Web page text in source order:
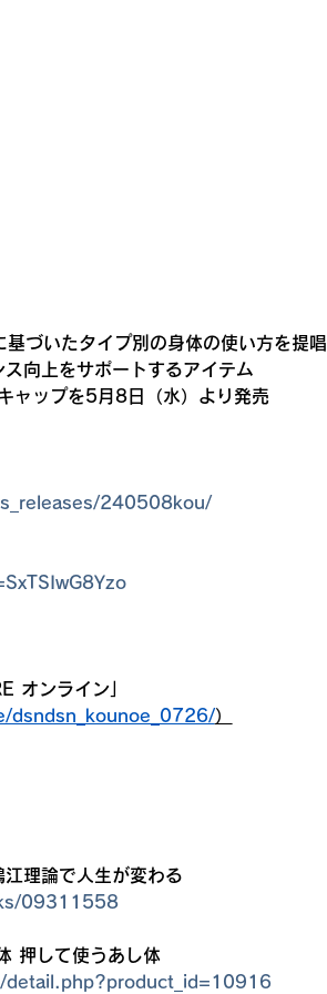
づいたタイプ別の身体の使い方を提唱
向上をサポートするアイテム
ャップを5月8日（水）より発売
240508kou/
オンライン」
）
理論で人生が変わる
09311558
押して使うあし体